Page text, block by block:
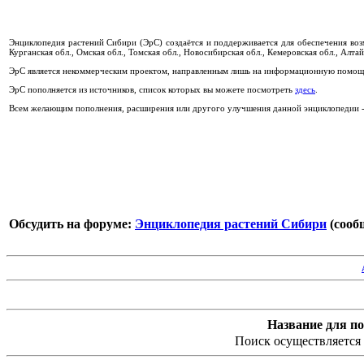
Энциклопедия растений Сибири (ЭрС) создаётся и поддерживается для обеспечения
Курганская обл., Омская обл., Томская обл., Новосибирская обл., Кемеровская обл.,
ЭрС является некоммерческим проектом, направленным лишь на информационную
ЭрС пополняется из источников, список которых вы можете посмотреть здесь
Всем желающим пополнения, расширения или другого улучшения данной
Обсудить на форуме: Энциклопедия растений Сибири
Название для
Поиск